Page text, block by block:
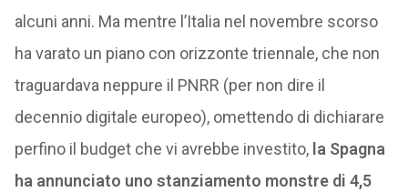
alcuni anni. Ma mentre l’Italia nel novembre scorso
ha varato un piano con orizzonte triennale, che non
traguardava neppure il PNRR (per non dire il
decennio digitale europeo), omettendo di dichiarare
perfino il budget che vi avrebbe investito, la Spagna
ha annunciato uno stanziamento monstre di 4,5